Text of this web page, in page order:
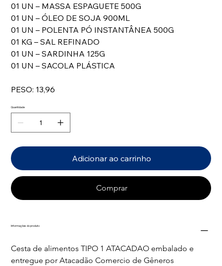
01 UN – MASSA ESPAGUETE 500G
01 UN – ÓLEO DE SOJA 900ML
01 UN – POLENTA PÓ INSTANTÂNEA 500G
01 KG – SAL REFINADO
01 UN – SARDINHA 125G
01 UN – SACOLA PLÁSTICA
PESO: 13,96
Quantidade
Adicionar ao carrinho
Comprar
Informações do produto
Cesta de alimentos TIPO 1 ATACADAO embalado e
entregue por Atacadão Comercio de Gêneros